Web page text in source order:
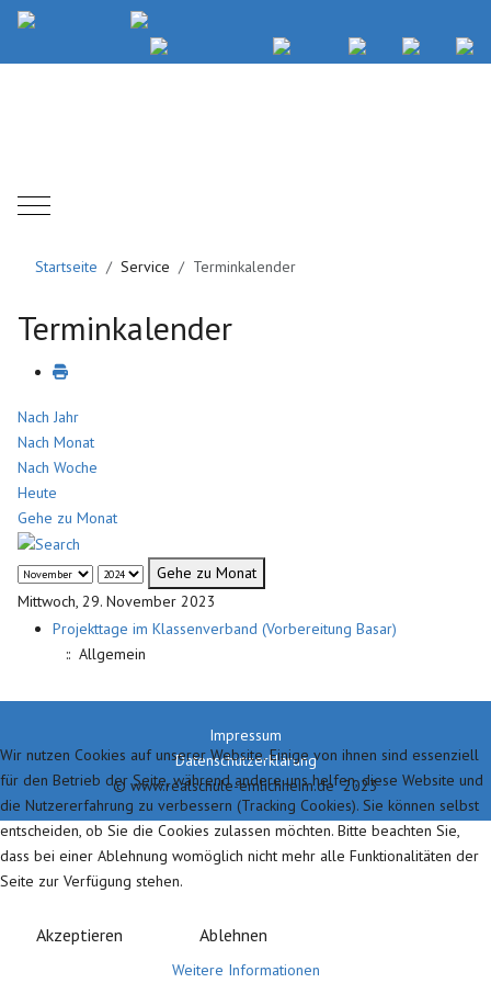
Mobile Menu Toggle
Startseite Service Terminkalender
Terminkalender
Nach Jahr
Nach Monat
Nach Woche
Heute
Gehe zu Monat
Gehe zu Monat
Mittwoch, 29. November 2023
Projekttage im Klassenverband (Vorbereitung Basar)
:: Allgemein
Impressum
Datenschutzerklärung
© www.realschule-emlichheim.de 2023
Wir nutzen Cookies auf unserer Website. Einige von ihnen sind essenziell
für den Betrieb der Seite, während andere uns helfen, diese Website und
die Nutzererfahrung zu verbessern (Tracking Cookies). Sie können selbst
entscheiden, ob Sie die Cookies zulassen möchten. Bitte beachten Sie,
dass bei einer Ablehnung womöglich nicht mehr alle Funktionalitäten der
Seite zur Verfügung stehen.
Akzeptieren Ablehnen
Weitere Informationen